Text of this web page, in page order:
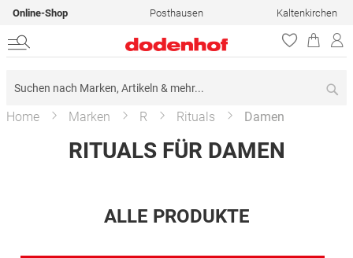
Online-Shop Posthausen Kaltenkirchen
Home Marken R Rituals Damen
RITUALS FÜR DAMEN
ALLE PRODUKTE